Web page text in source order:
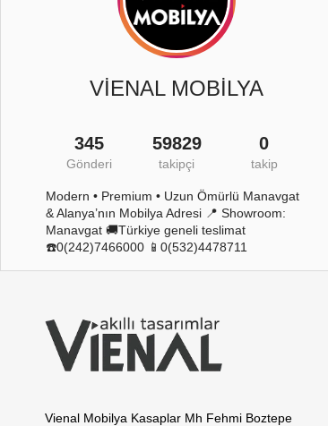
VİENAL MOBİLYA
345
Gönderi
59829
takipçi
0
takip
Modern • Premium • Uzun Ömürlü Manavgat
& Alanya’nın Mobilya Adresi 📍 Showroom:
Manavgat 🚚Türkiye geneli teslimat
☎️0(242)7466000 📱0(532)4478711
Vienal Mobilya Kasaplar Mh Fehmi Boztepe